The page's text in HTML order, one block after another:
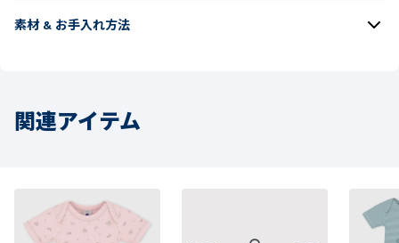
素材 & お手入れ方法
関連アイテム